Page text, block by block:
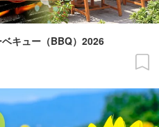
キュー（BBQ）2026